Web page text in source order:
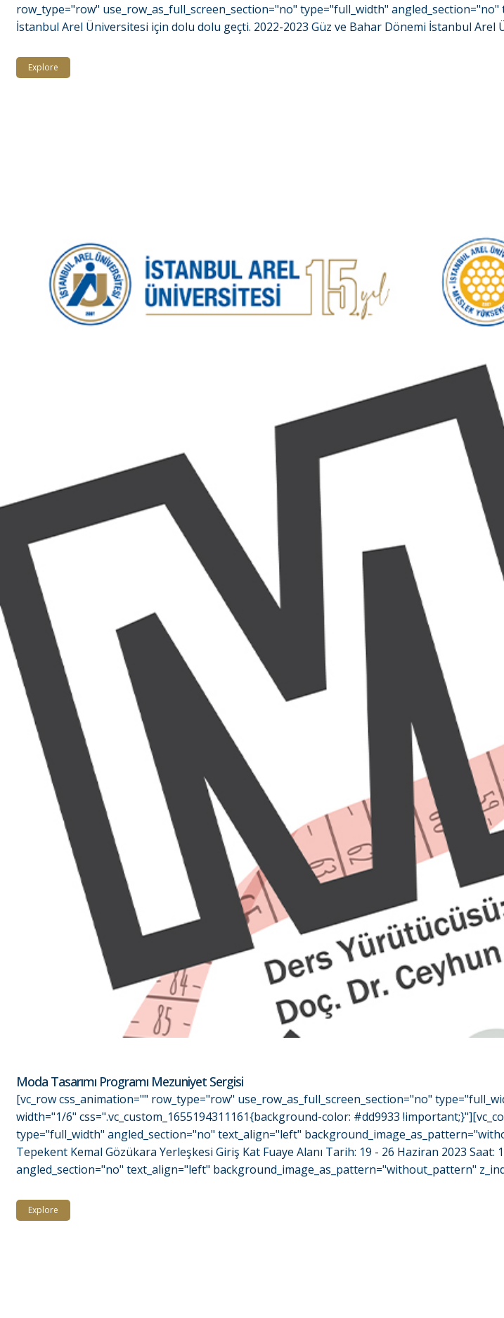
row_type="row" use_row_as_full_screen_section="no" type="full_width"
İstanbul Arel Üniversitesi için dolu dolu geçti. 2022-2023 Güz ve Bahar Dönemi İstanbul Arel
Explore
Moda Tasarımı Programı Mezuniyet Sergisi
[vc_row css_animation="" row_type="row" use_row_as_full_screen_section="no"
width="1/6" css=".vc_custom_1655194311161{background-color: #dd9933
type="full_width" angled_section="no" text_align="left"
Tepekent Kemal Gözükara Yerleşkesi Giriş Kat Fuaye Alanı Tarih: 19 - 26 Haziran 2023
angled_section="no" text_align="left" background_image_as_pattern="without_pattern"
Explore